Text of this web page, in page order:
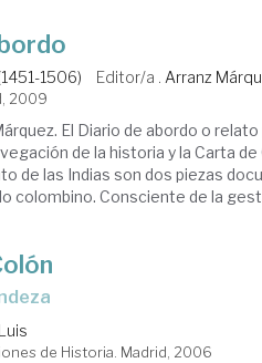
1506) Editor/a . Arranz
2009
El Diario de abordo o
de la historia y la Carta
de las Indias son dos piezas
colombino. Consciente de la
de Historia. Madrid, 2006